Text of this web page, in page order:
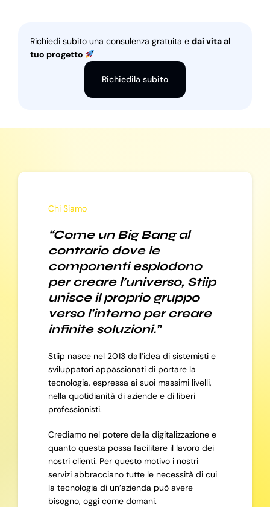
Richiedi subito una consulenza gratuita e dai vita al
tuo progetto
Richiedila subito
Chi Siamo
“Come un Big Bang al
contrario dove le
componenti esplodono
per creare l’universo, Stiip
unisce il proprio gruppo
verso l’interno per creare
infinite soluzioni.”
Stiip nasce nel 2013 dall’idea di sistemisti e
sviluppatori appassionati di portare la
tecnologia, espressa ai suoi massimi livelli,
nella quotidianità di aziende e di liberi
professionisti.
Crediamo nel potere della digitalizzazione e
quanto questa possa facilitare il lavoro dei
nostri clienti. Per questo motivo i nostri
servizi abbracciano tutte le necessità di cui
la tecnologia di un’azienda può avere
bisogno, oggi come domani.